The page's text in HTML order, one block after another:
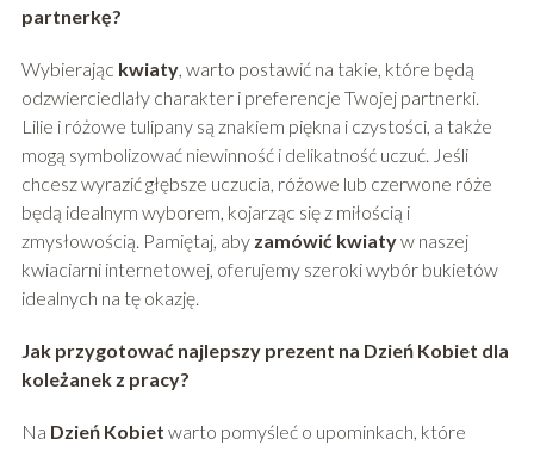
partnerkę?
Wybierając kwiaty, warto postawić na takie, które będą
odzwierciedlały charakter i preferencje Twojej partnerki.
Lilie i różowe tulipany są znakiem piękna i czystości, a także
mogą symbolizować niewinność i delikatność uczuć. Jeśli
chcesz wyrazić głębsze uczucia, różowe lub czerwone róże
będą idealnym wyborem, kojarząc się z miłością i
zmysłowością. Pamiętaj, aby zamówić kwiatyw naszej
kwiaciarni internetowej, oferujemy szeroki wybór bukietów
idealnych na tę okazję.
Jak przygotować najlepszy prezent na Dzień Kobiet dla
koleżanek z pracy?
Na Dzień Kobiet warto pomyśleć o upominkach, które